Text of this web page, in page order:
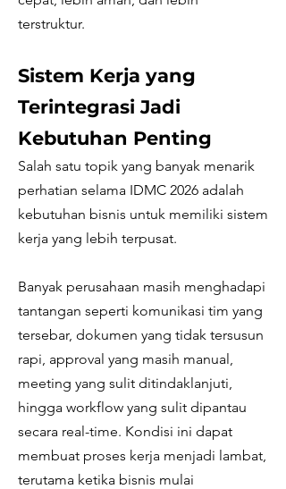
terstruktur.
Sistem Kerja yang
Terintegrasi Jadi
Kebutuhan Penting
Salah satu topik yang banyak menarik
perhatian selama IDMC 2026 adalah
kebutuhan bisnis untuk memiliki sistem
kerja yang lebih terpusat.
Banyak perusahaan masih menghadapi
tantangan seperti komunikasi tim yang
tersebar, dokumen yang tidak tersusun
rapi, approval yang masih manual,
meeting yang sulit ditindaklanjuti,
hingga workflow yang sulit dipantau
secara real-time. Kondisi ini dapat
membuat proses kerja menjadi lambat,
terutama ketika bisnis mulai